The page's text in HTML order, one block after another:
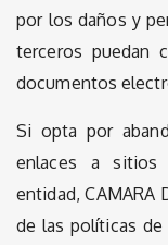
por los daños y
terceros puedan
documentos
Si opta por
enlaces a sitios
entidad, CAMARA
de las políticas